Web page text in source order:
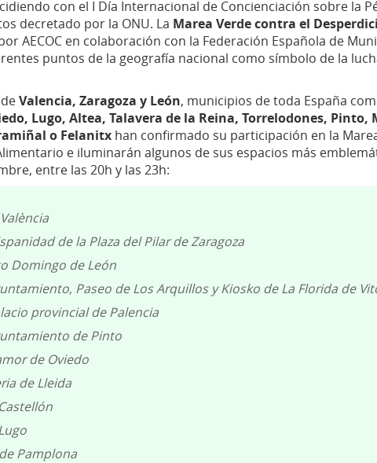
con el I Día Internacional de Concienciación sobre la
decretado por la ONU. La Marea Verde contra el
AECOC en colaboración con la Federación Española de
puntos de la geografía nacional como símbolo de la
Valencia, Zaragoza y León, municipios de toda España
Lugo, Altea, Talavera de la Reina, Torrelodones, Pinto,
o Felanitx han confirmado su participación en la
e iluminarán algunos de sus espacios más
entre las 20h y las 23h:
de la Plaza del Pilar de Zaragoza
Domingo de León
Paseo de Los Arquillos y Kiosko de La Florida de
provincial de Palencia
de Pinto
de Oviedo
de Lleida
Pamplona